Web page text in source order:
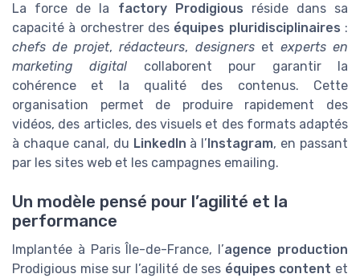
La force de la factory Prodigious réside dans sa
capacité à orchestrer des équipes pluridisciplinaires :
chefs de projet,rédacteurs, designerset experts en
marketing digital collaborent pour garantir la
cohérence et la qualité des contenus. Cette
organisation permet de produire rapidement des
vidéos, des articles, des visuels et des formats adaptés
à chaque canal, du LinkedIn à l’Instagram, en passant
par les sites web et les campagnes emailing.
Un modèle pensé pour l’agilité et la
performance
Implantée à Paris Île-de-France, l’agence production
Prodigious mise sur l’agilité de ses équipes content et